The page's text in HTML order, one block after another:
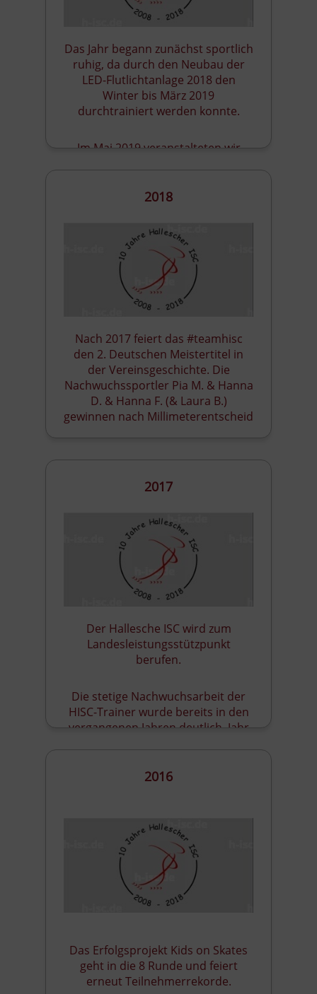
Das Jahr begann zunächst sportlich
ruhig, da durch den Neubau der
LED-Flutlichtanlage 2018 den
Winter bis März 2019
durchtrainiert werden konnte.
Im Mai 2019 veranstalteten wir
2018
Nach 2017 feiert das #teamhisc
den 2. Deutschen Meistertitel in
der Vereinsgeschichte. Die
Nachwuchssportler Pia M. & Hanna
D. & Hanna F. (& Laura B.)
gewinnen nach Millimeterentscheid
2017
Der Hallesche ISC wird zum
Landesleistungsstützpunkt
berufen.
Die stetige Nachwuchsarbeit der
HISC-Trainer wurde bereits in den
vergangenen Jahren deutlich. Jahr
Medaillenspiegel weiter und weiter.
2016
Das Erfolgsprojekt Kids on Skates
geht in die 8 Runde und feiert
erneut Teilnehmerrekorde.